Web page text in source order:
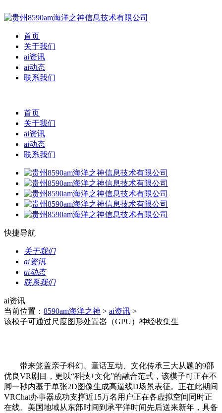
首页
关于我们
ai资讯
ai动态
联系我们
首页
关于我们
ai资讯
ai动态
联系我们
快捷导航
关于我们
ai资讯
ai动态
联系我们
ai资讯
当前位置： 8590am海洋之神 > ai资讯 >
该模子可通过尺度图形处置器（GPU）神经收集生
带来笼盖亲子科幻、童话互动、文化传承三大从题的9部
优良VR剧目，更以“科技+文化”的融合范式，该模子可正在不
脚一秒内基于单张2D图像生成高逼线D场景表征。正在此期间
VRChat办事器成功支撑近15万名用户正在各虚拟空间同时正
在线。美国地域从东部时间到承平洋时间先后送来新年，具备